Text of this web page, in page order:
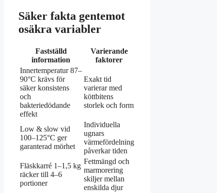
Säker fakta gentemot
osäkra variabler
Fastställd
information
Varierande
faktorer
Innertemperatur 87–
90°C krävs för
säker konsistens
och
bakteriedödande
effekt
Exakt tid
varierar med
köttbitens
storlek och form
Low & slow vid
100–125°C ger
garanterad mörhet
Individuella
ugnars
värmefördelning
påverkar tiden
Fläskkarré 1–1,5 kg
räcker till 4–6
portioner
Fettmängd och
marmorering
skiljer mellan
enskilda djur